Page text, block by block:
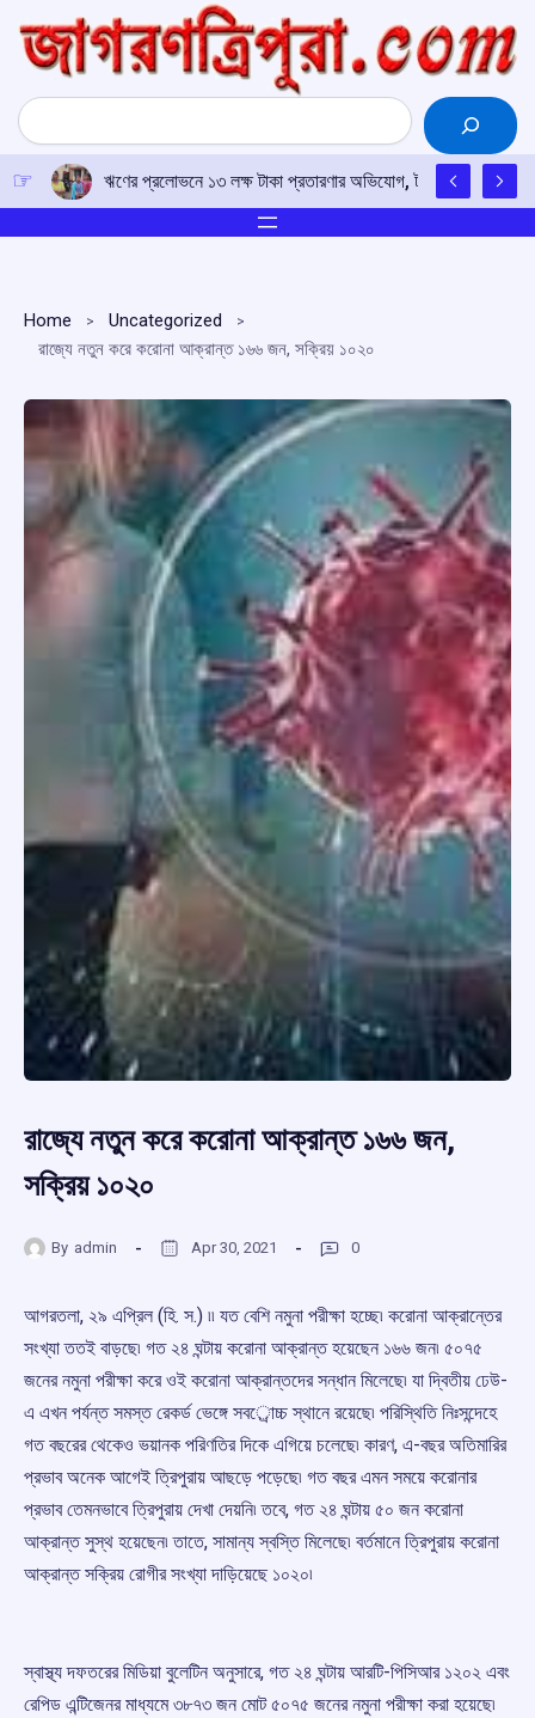
content
Search
ঋণের প্রলোভনে ১৩ লক্ষ টাকা প্রতারণার অভিযোগ, টাকা ফেরতের
Home
Uncategorized
রাজ্যে নতুন করে করোনা আক্রান্ত ১৬৬ জন, সক্রিয় ১০২০
রাজ্যে নতুন করে করোনা আক্রান্ত ১৬৬ জন,
সক্রিয় ১০২০
By admin Apr 30, 2021 0
আগরতলা, ২৯ এপ্রিল (হি. স.) ৷৷ যত বেশি নমুনা পরীক্ষা হচ্ছে৷ করোনা আক্রান্তের
সংখ্যা ততই বাড়ছে৷ গত ২৪ ঘন্টায় করোনা আক্রান্ত হয়েছেন ১৬৬ জন৷ ৫০৭৫
জনের নমুনা পরীক্ষা করে ওই করোনা আক্রান্তদের সন্ধান মিলেছে৷ যা দ্বিতীয় ঢেউ-
এ এখন পর্যন্ত সমস্ত রেকর্ড ভেঙ্গে সবর্োচ্চ স্থানে রয়েছে৷ পরিস্থিতি নিঃসন্দেহে
গত বছরের থেকেও ভয়ানক পরিণতির দিকে এগিয়ে চলেছে৷ কারণ, এ-বছর অতিমারির
প্রভাব অনেক আগেই ত্রিপুরায় আছড়ে পড়েছে৷ গত বছর এমন সময়ে করোনার
প্রভাব তেমনভাবে ত্রিপুরায় দেখা দেয়নি৷ তবে, গত ২৪ ঘন্টায় ৫০ জন করোনা
আক্রান্ত সুস্থ হয়েছেন৷ তাতে, সামান্য স্বস্তি মিলেছে৷ বর্তমানে ত্রিপুরায় করোনা
আক্রান্ত সক্রিয় রোগীর সংখ্যা দাড়িয়েছে ১০২০৷
স্বাস্থ্য দফতরের মিডিয়া বুলেটিন অনুসারে, গত ২৪ ঘন্টায় আরটি-পিসিআর ১২০২ এবং
রেপিড এন্টিজেনর মাধ্যমে ৩৮৭৩ জন মোট ৫০৭৫ জনের নমুনা পরীক্ষা করা হয়েছে৷